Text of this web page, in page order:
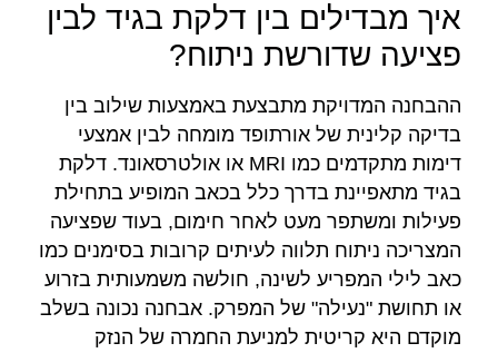
איך מבדילים בין דלקת בגיד לבין
פציעה שדורשת ניתוח?
ההבחנה המדויקת מתבצעת באמצעות שילוב בין
בדיקה קלינית של אורתופד מומחה לבין אמצעי
דימות מתקדמים כמו MRI או אולטרסאונד. דלקת
בגיד מתאפיינת בדרך כלל בכאב המופיע בתחילת
פעילות ומשתפר מעט לאחר חימום, בעוד שפציעה
המצריכה ניתוח תלווה לעיתים קרובות בסימנים כמו
כאב לילי המפריע לשינה, חולשה משמעותית בזרוע
או תחושת "נעילה" של המפרק. אבחנה נכונה בשלב
מוקדם היא קריטית למניעת החמרה של הנזק